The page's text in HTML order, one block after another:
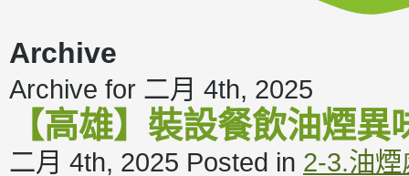
Archive
Archive for 二月 4th, 2025
【高雄】裝設餐飲油煙
二月 4th, 2025 Posted in 2-3.油